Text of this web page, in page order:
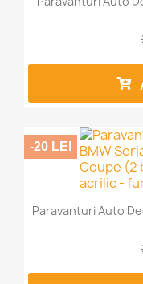
Paravanturi Auto
-20 LEI
Trebuie sa fi logat
produse in Lista de